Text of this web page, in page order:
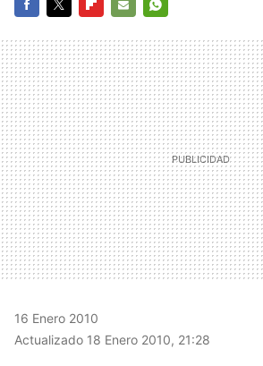
MAIL
16 Enero 2010
Actualizado 18 Enero 2010, 21:28